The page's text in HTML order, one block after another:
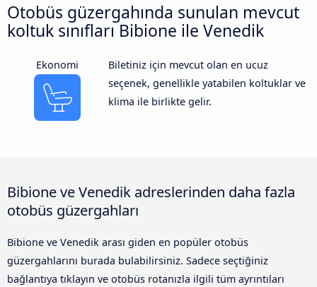
Otobüs güzergahında sunulan mevcut
koltuk sınıfları Bibione ile Venedik
Ekonomi
Biletiniz için mevcut olan en ucuz
seçenek, genellikle yatabilen koltuklar ve
klima ile birlikte gelir.
Bibione ve Venedik adreslerinden daha fazla
otobüs güzergahları
Bibione ve Venedik arası giden en popüler otobüs
güzergahlarını burada bulabilirsiniz. Sadece seçtiğiniz
bağlantıya tıklayın ve otobüs rotanızla ilgili tüm ayrıntıları